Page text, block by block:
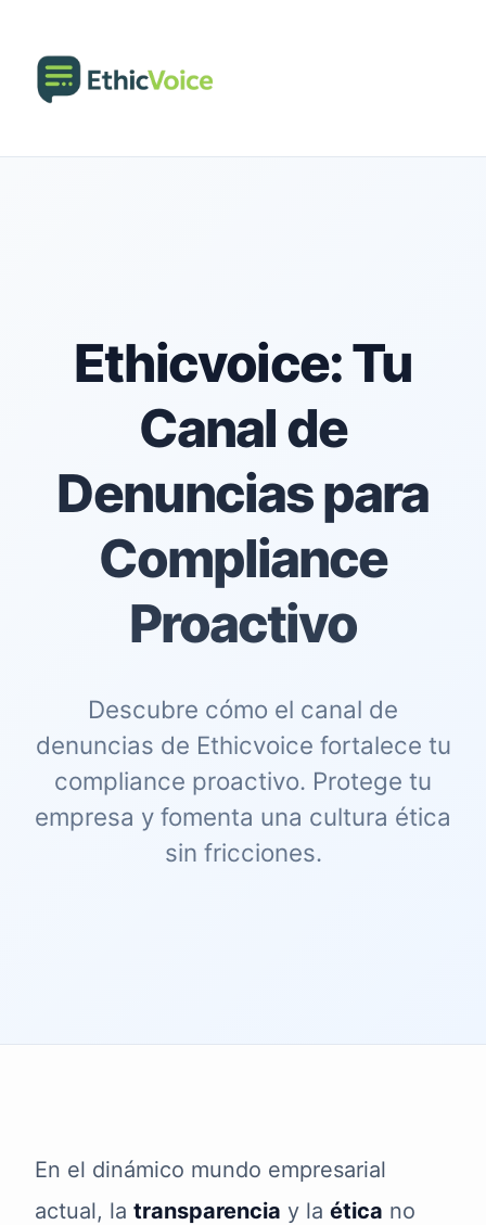
Ethicvoice: Tu
Canal de
Denuncias para
Compliance
Proactivo
Descubre cómo el canal de
denuncias de Ethicvoice fortalece tu
compliance proactivo. Protege tu
empresa y fomenta una cultura ética
sin fricciones.
En el dinámico mundo empresarial
actual, la transparencia y la ética no